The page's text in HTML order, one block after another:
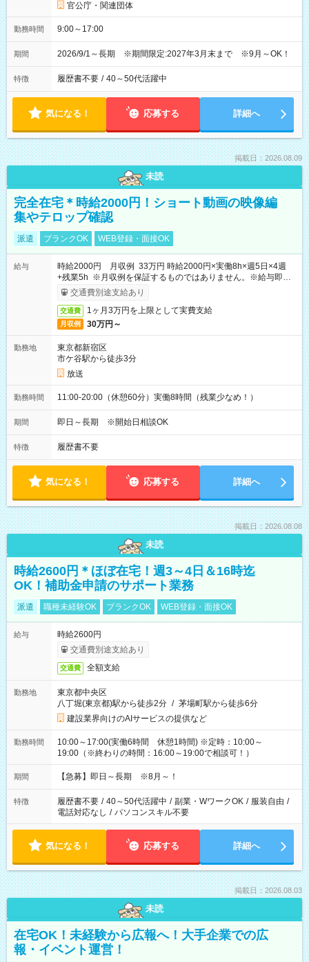
官公庁・関連団体
勤務時間 9:00～17:00
期間 2026/9/1～長期 ※期間限定:2027年3月末まで ※9月～OK！
特徴 履歴書不要 / 40～50代活躍中
気になる！ 応募する 詳細へ
掲載日：2026.08.09
未読
完全在宅＊時給2000円！ショート動画の映像編
集やテロップ確認
派遣 ブランクOK WEB登録・面接OK
給与
時給2000円 月収例 33万円 時給2000円×実働8h×週5日×4週
+残業5h ※月収例を保証するものではありません。※給与即受
取りサービス利用可（利用条件有）
交通費別途支給あり
交通費 1ヶ月3万円を上限として実費支給
月収例 30万円～
勤務地
東京都新宿区
市ケ谷駅から徒歩3分
放送
勤務時間 11:00-20:00（休憩60分）実働8時間（残業少なめ！）
期間 即日～長期 ※開始日相談OK
特徴 履歴書不要
気になる！ 応募する 詳細へ
掲載日：2026.08.08
未読
時給2600円＊ほぼ在宅！週3～4日＆16時迄
OK！補助金申請のサポート業務
派遣 職種未経験OK ブランクOK WEB登録・面接OK
給与
時給2600円
交通費別途支給あり
交通費 全額支給
勤務地
東京都中央区
八丁堀(東京都)駅から徒歩2分 / 茅場町駅から徒歩6分
建設業界向けのAIサービスの提供など
勤務時間
10:00～17:00(実働6時間 休憩1時間) ※定時：10:00～
19:00（※終わりの時間：16:00～19:00で相談可！）
期間 【急募】即日～長期 ※8月～！
特徴 履歴書不要 / 40～50代活躍中 / 副業・WワークOK / 服装自由 /
電話対応なし / パソコンスキル不要
気になる！ 応募する 詳細へ
掲載日：2026.08.03
未読
在宅OK！未経験から広報へ！大手企業での広
報・イベント運営！